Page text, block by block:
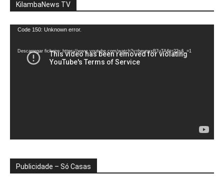
KilambaNews TV
Reprodutor
vídeo
Code 150: Unknown error.
Descarregar ficheiro: https://www.youtube.com/watch?v=heunxxB7uTA&t=22s&_=1
Publicidade – Só Casas